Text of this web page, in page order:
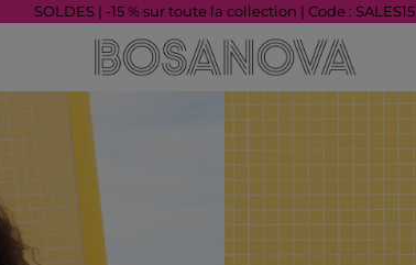
SOLDES | -15 % sur toute la collection | Code : SALES15